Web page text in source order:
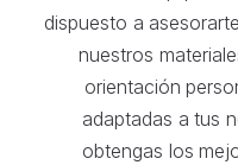
dispuesto a
nuestros
orientación
adaptadas a tus
obtengas los